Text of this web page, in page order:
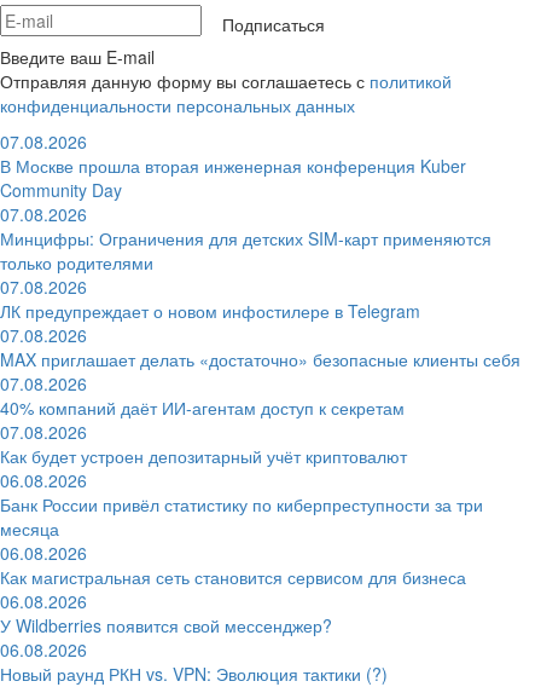
Подписаться
Введите ваш E-mail
Отправляя данную форму вы соглашаетесь с политикой
конфиденциальности персональных данных
07.08.2026
В Москве прошла вторая инженерная конференция Kuber
Community Day
07.08.2026
Минцифры: Ограничения для детских SIM-карт применяются
только родителями
07.08.2026
ЛК предупреждает о новом инфостилере в Telegram
07.08.2026
MAX приглашает делать «достаточно» безопасные клиенты себя
07.08.2026
40% компаний даёт ИИ‑агентам доступ к секретам
07.08.2026
Как будет устроен депозитарный учёт криптовалют
06.08.2026
Банк России привёл статистику по киберпреступности за три
месяца
06.08.2026
Как магистральная сеть становится сервисом для бизнеса
06.08.2026
У Wildberries появится свой мессенджер?
06.08.2026
Новый раунд РКН vs. VPN: Эволюция тактики (?)